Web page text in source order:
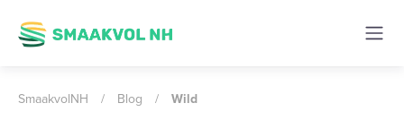
SmaakvolNH / Blog / Wild